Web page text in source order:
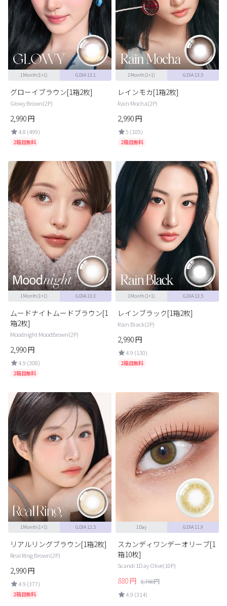
総合掲示板
カスタマーサービス
ショッピングガイド
アプリダウンロード
INSTAGRAM LINE
1Month(1+1) G.DIA 13.1
グローイブラウン[1箱2枚]
Glowy Brown(2P)
2,990円
4.8 (499)
2箱目無料
1Month(1+1) G.DIA 13.5
レインモカ[1箱2枚]
Rain Mocha(2P)
2,990円
5 (105)
2箱目無料
1Month(1+1) G.DIA 13.3
ムードナイトムードブラウン[1
箱2枚]
Moodnight MoodBrown(2P)
2,990円
4.9 (308)
2箱目無料
1Month(1+1) G.DIA 13.5
レインブラック[1箱2枚]
Rain Black(2P)
2,990円
4.9 (130)
2箱目無料
1Month(1+1) G.DIA 12.5
リアルリングブラウン[1箱2枚]
Real Ring Brown(2P)
2,990円
4.9 (377)
2箱目無料
1Day G.DIA 11.9
スカンディワンデーオリーブ[1
箱10枚]
Scandi 1Day Olive(10P)
880 円 1,760円
4.9 (314)